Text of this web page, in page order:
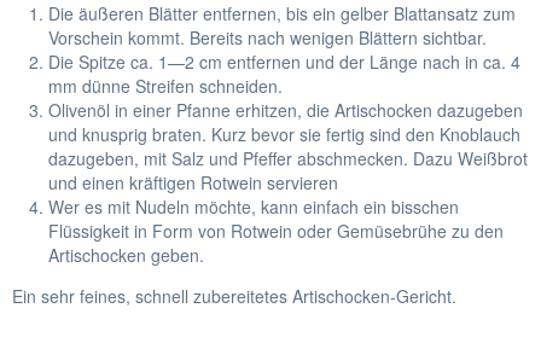
Die äußeren Blätter entfernen, bis ein gelber Blattansatz zum
Vorschein kommt. Bereits nach wenigen Blättern sichtbar.
Die Spitze ca. 1—2 cm entfernen und der Länge nach in ca. 4
mm dünne Streifen schneiden.
Olivenöl in einer Pfanne erhitzen, die Artischocken dazugeben
und knusprig braten. Kurz bevor sie fertig sind den Knoblauch
dazugeben, mit Salz und Pfeffer abschmecken. Dazu Weißbrot
und einen kräftigen Rotwein servieren
Wer es mit Nudeln möchte, kann einfach ein bisschen
Flüssigkeit in Form von Rotwein oder Gemüsebrühe zu den
Artischocken geben.
Ein sehr feines, schnell zubereitetes Artischocken-Gericht.